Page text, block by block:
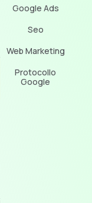
Google Ads
Seo
Web Marketing
Protocollo
Google